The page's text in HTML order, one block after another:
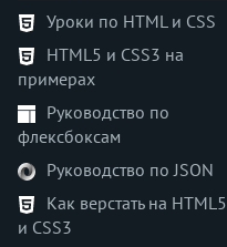
Уроки по HTML и CSS
HTML5 и CSS3 на
примерах
Руководство по
флексбоксам
Руководство по JSON
Как верстать на HTML5
и CSS3